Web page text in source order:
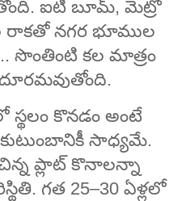
ఐటీ బూమ్, మెట్రో
రాకతో నగర భూముల
సొంతింటి కల మాత్రం
కొనడం అంటే
సాధ్యమే.
ప్లాట్ కొనాలన్నా
గత 25–30 ఏళ్లలో